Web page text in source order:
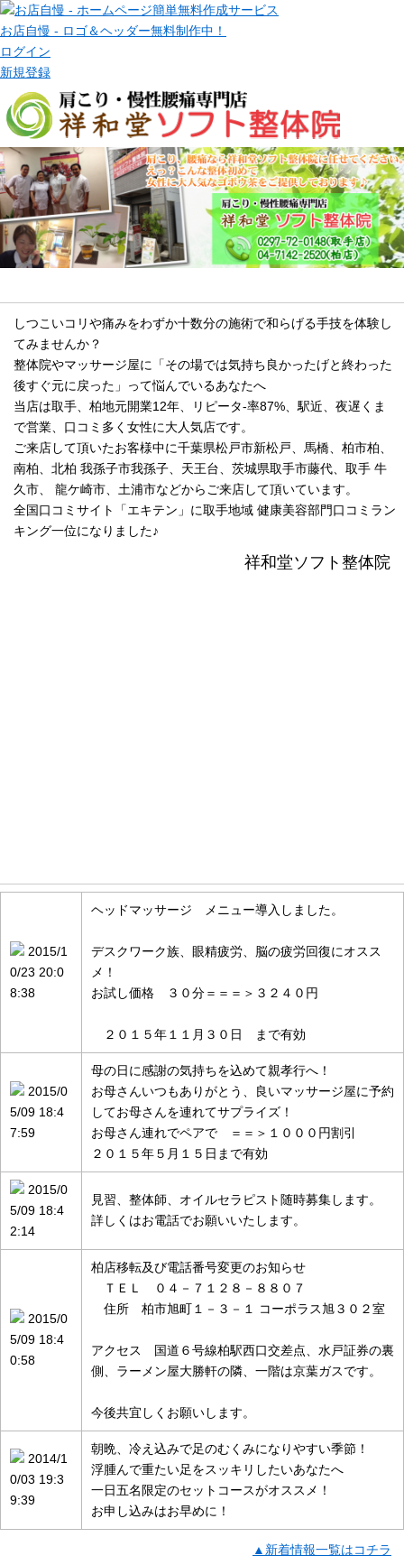
お店自慢 - ロゴ＆ヘッダー無料制作中！
ログイン
新規登録
しつこいコリや痛みをわずか十数分の施術で和らげる手技を体験し
てみませんか？
整体院やマッサージ屋に「その場では気持ち良かったげと終わった
後すぐ元に戻った」って悩んでいるあなたへ
当店は取手、柏地元開業12年、リピータ-率87%、駅近、夜遅くま
で営業、口コミ多く女性に大人気店です。
ご来店して頂いたお客様中に千葉県松戸市新松戸、馬橋、柏市柏、
南柏、北柏 我孫子市我孫子、天王台、茨城県取手市藤代、取手 牛
久市、 龍ケ崎市、土浦市などからご来店して頂いています。
全国口コミサイト「エキテン」に取手地域 健康美容部門口コミラン
キング一位になりました♪
祥和堂ソフト整体院
2015/1
0/23 20:0
8:38
ヘッドマッサージ メニュー導入しました。
デスクワーク族、眼精疲労、脳の疲労回復にオスス
メ！
お試し価格 ３０分＝＝＝＞３２４０円
２０１５年１１月３０日 まで有効
2015/0
5/09 18:4
7:59
母の日に感謝の気持ちを込めて親孝行へ！
お母さんいつもありがとう、良いマッサージ屋に予約
してお母さんを連れてサプライズ！
お母さん連れでペアで ＝＝＞１０００円割引
２０１５年５月１５日まで有効
2015/0
5/09 18:4
2:14
見習、整体師、オイルセラピスト随時募集します。
詳しくはお電話でお願いいたします。
2015/0
5/09 18:4
0:58
柏店移転及び電話番号変更のお知らせ
ＴＥＬ ０４－７１２８－８８０７
住所 柏市旭町１－３－１ コーポラス旭３０２室
アクセス 国道６号線柏駅西口交差点、水戸証券の裏
側、ラーメン屋大勝軒の隣、一階は京葉ガスです。
今後共宜しくお願いします。
2014/1
0/03 19:3
9:39
朝晩、冷え込みで足のむくみになりやすい季節！
浮腫んで重たい足をスッキリしたいあなたへ
一日五名限定のセットコースがオススメ！
お申し込みはお早めに！
▲新着情報一覧はコチラ